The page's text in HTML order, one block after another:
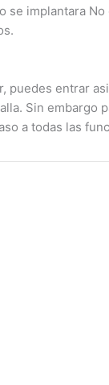
implantara
puedes entrar
Sin embargo
a todas las